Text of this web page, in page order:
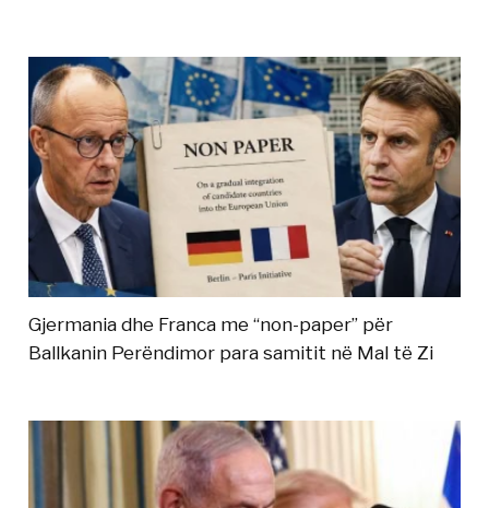
Gjermania dhe Franca me “non-paper” për
Ballkanin Perëndimor para samitit në Mal të Zi